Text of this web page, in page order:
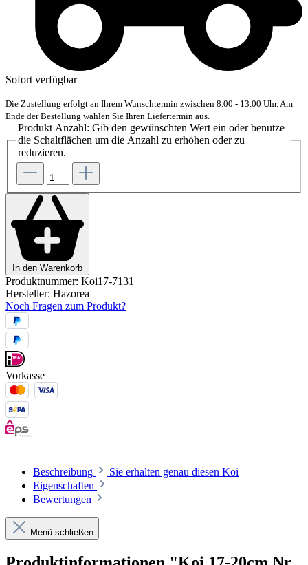
Sofort verfügbar
Die Zustellung erfolgt an Ihrem Wunschtermin zwischen 8.00 - 13.00 Uhr. Am
Ende der Bestellung wählen Sie Ihren Liefertermin aus.
Produkt Anzahl: Gib den gewünschten Wert ein oder benutze
die Schaltflächen um die Anzahl zu erhöhen oder zu
reduzieren.
In den Warenkorb
Produktnummer: Koi17-7131
Hersteller: Hazorea
Noch Fragen zum Produkt?
Vorkasse
Beschreibung
Sie erhalten genau diesen Koi
Eigenschaften
Bewertungen
Menü schließen